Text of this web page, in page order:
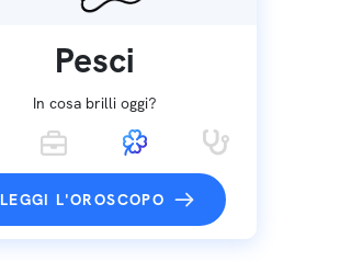
Pesci
In cosa brilli oggi?
LEGGI L'OROSCOPO